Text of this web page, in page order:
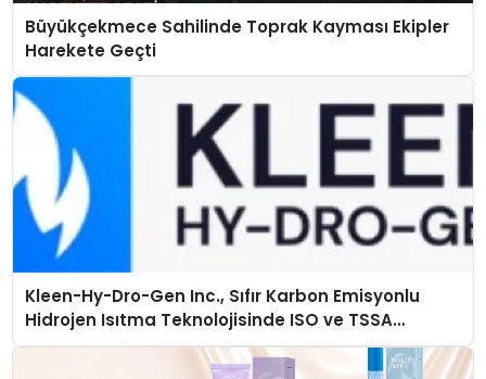
Büyükçekmece Sahilinde Toprak Kayması Ekipler
Harekete Geçti
Kleen-Hy-Dro-Gen Inc., Sıfır Karbon Emisyonlu
Hidrojen Isıtma Teknolojisinde ISO ve TSSA
Düzenleyici Onaylarını Aldı